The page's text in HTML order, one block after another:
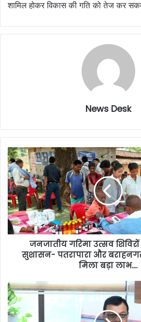
शामिल होकर विकास की गति को तेज कर
News Desk
जनजातीय गरिमा उत्सव
सुशासन- पतरापारा और
मिला बड़ा लाभ….